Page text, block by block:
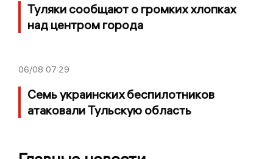
Туляки сообщают о громких хлопках
над центром города
06/08 07:29
Семь украинских беспилотников
атаковали Тульскую область